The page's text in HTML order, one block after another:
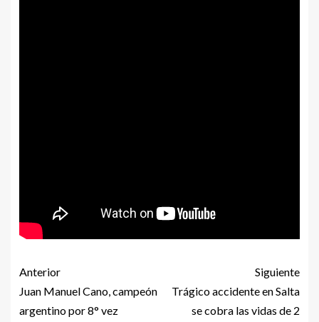
Anterior
Juan Manuel Cano, campeón
argentino por 8° vez
Siguiente
Trágico accidente en Salta
se cobra las vidas de 2